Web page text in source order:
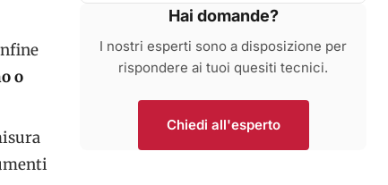
o
Hai domande?
I nostri esperti sono a disposizione per
rispondere ai tuoi quesiti tecnici.
Chiedi all'esperto